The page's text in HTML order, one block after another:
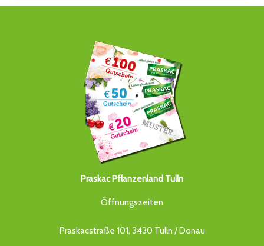
Praskac Pflanzenland Tulln
Öffnungszeiten
Praskacstraße 101, 3430 Tulln / Donau